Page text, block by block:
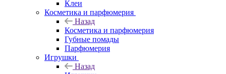
Клеи
Косметика и парфюмерия
Назад
Косметика и парфюмерия
Губные помады
Парфюмерия
Игрушки
Назад